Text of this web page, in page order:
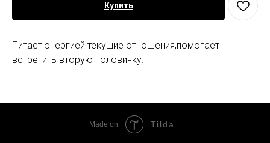
Купить
Питает энергией текущие отношения,помогает
встретить вторую половинку.
Made on Tilda